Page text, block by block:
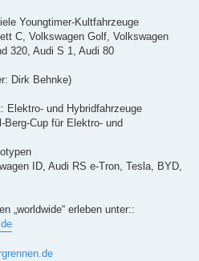
Youngtimer-Kultfahrzeuge
C, Volkswagen Golf, Volkswagen
320, Audi S 1, Audi 80
Dirk Behnke)
Elektro- und Hybridfahrzeuge
Berg-Cup für Elektro- und
ID, Audi RS e-Tron, Tesla, BYD,
„worldwide“ erleben unter::